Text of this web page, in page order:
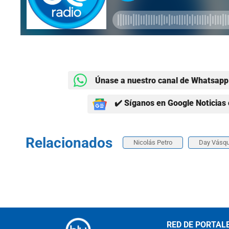
Únase a nuestro canal de
✔️ Síganos en Google
Relacionados Nicolás Petro Day
RED DE